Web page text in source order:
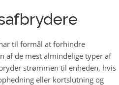
til formål at forhindre
af de mest almindelige typer af
strømmen til enheden, hvis
eller kortslutning og